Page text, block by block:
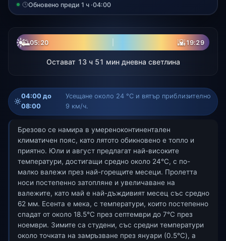
Обновено преди 1 ч ·04:00
🌅05:20
☀ 🌇19:29
Остават 13 ч 51 мин дневна светлина
04:00 до
08:00
Усещане около 24 °C и вятър приблизително
9 км/ч.
Брезово се намира в умереноконтинентален
климатичен пояс, като лятото обикновено е топло и
приятно. Юли и август предлагат най-високите
температури, достигащи средно около 24°C, с по-
малко валежи през най-горещите месеци. Пролетта
носи постепенно затопляне и увеличаване на
валежите, като май е най-дъждивият месец със средно
62 мм. Есента е мека, с температури, които постепенно
спадат от около 18.5°C през септември до 7°C през
ноември. Зимите са студени, със средни температури
около точката на замръзване през януари (0.5°C), а